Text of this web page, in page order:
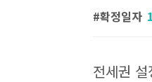
확정일자 1